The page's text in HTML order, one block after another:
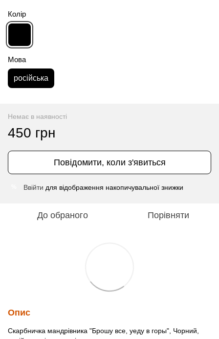
Колір
Мова
російська
Немає в наявності
450 грн
Повідомити, коли з'явиться
Ввійти для відображення накопичувальної знижки
До обраного Порівняти
Опис
Скарбничка мандрівника "Брошу все, уеду в горы", Чорний,